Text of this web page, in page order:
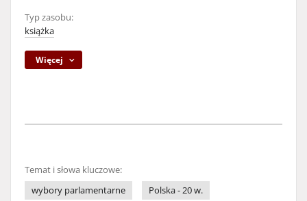
Typ zasobu:
książka
Więcej
Temat i słowa kluczowe:
wybory parlamentarne
Polska - 20 w.